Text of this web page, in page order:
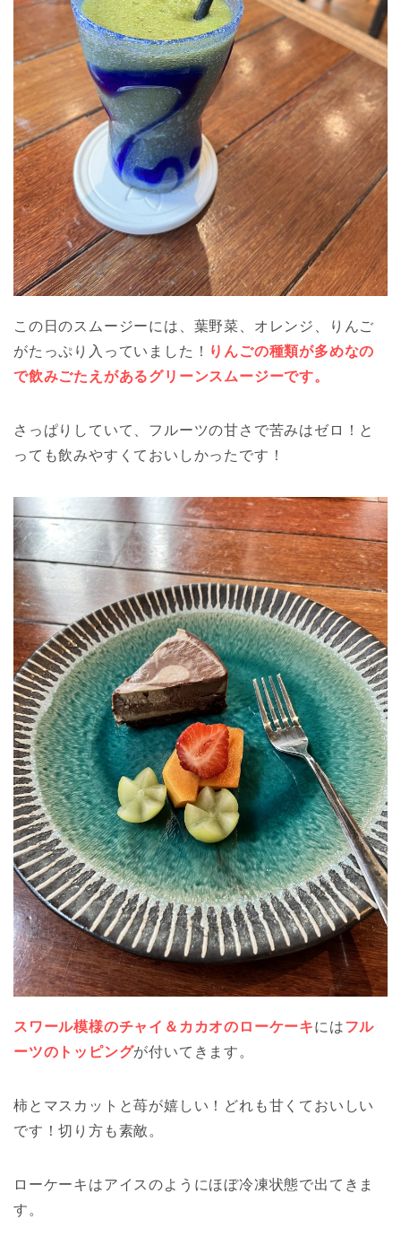
この日のスムージーには、葉野菜、オレンジ、りんご
がたっぷり入っていました！ りんごの種類が多めなの
で飲みごたえがあるグリーンスムージーです。
さっぱりしていて、フルーツの甘さで苦みはゼロ！と
っても飲みやすくておいしかったです！
スワール模様のチャイ＆カカオのローケーキにはフル
ーツのトッピングが付いてきます。
柿とマスカットと苺が嬉しい！どれも甘くておいしい
です！切り方も素敵。
ローケーキはアイスのようにほぼ冷凍状態で出てきま
す。